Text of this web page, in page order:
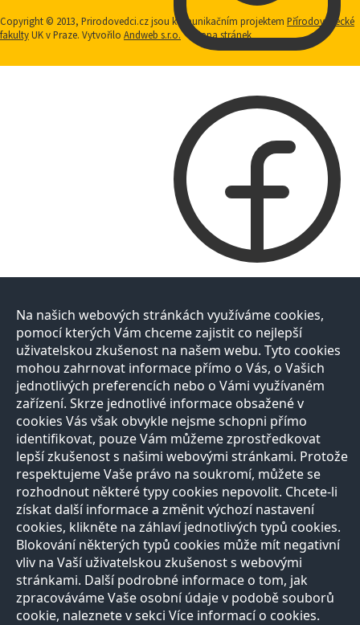
Copyright © 2013, Prirodovedci.cz jsou komunikačním projektem Přírodovědecké
fakultyUK v Praze. Vytvořilo Andweb s.r.o. Mapa stránek
Na našich webových stránkách využíváme cookies,
pomocí kterých Vám chceme zajistit co nejlepší
uživatelskou zkušenost na našem webu. Tyto cookies
mohou zahrnovat informace přímo o Vás, o Vašich
jednotlivých preferencích nebo o Vámi využívaném
zařízení. Skrze jednotlivé informace obsažené v
cookies Vás však obvykle nejsme schopni přímo
identifikovat, pouze Vám můžeme zprostředkovat
lepší zkušenost s našimi webovými stránkami. Protože
respektujeme Vaše právo na soukromí, můžete se
rozhodnout některé typy cookies nepovolit. Chcete-li
získat další informace a změnit výchozí nastavení
cookies, klikněte na záhlaví jednotlivých typů cookies.
Blokování některých typů cookies může mít negativní
vliv na Vaší uživatelskou zkušenost s webovými
stránkami. Další podrobné informace o tom, jak
zpracováváme Vaše osobní údaje v podobě souborů
cookie, naleznete v sekci Více informací o cookies.